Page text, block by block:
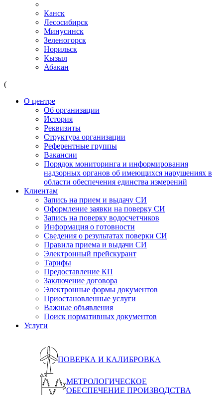
Канск
Лесосибирск
Минусинск
Зеленогорск
Норильск
Кызыл
Абакан
(
О центре
Об организации
История
Реквизиты
Структура организации
Референтные группы
Вакансии
Порядок мониторинга и информирования
надзорных органов об имеющихся нарушениях в
области обеспечения единства измерений
Клиентам
Запись на прием и выдачу СИ
Оформление заявки на поверку СИ
Запись на поверку водосчетчиков
Информация о готовности
Сведения о результатах поверки СИ
Правила приема и выдачи СИ
Электронный прейскурант
Тарифы
Предоставление КП
Заключение договора
Электронные формы документов
Приостановленные услуги
Важные объявления
Поиск нормативных документов
Услуги
ПОВЕРКА И КАЛИБРОВКА
МЕТРОЛОГИЧЕСКОЕ
ОБЕСПЕЧЕНИЕ ПРОИЗВОДСТВА